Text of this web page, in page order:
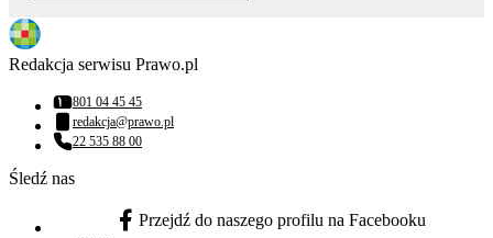
Redakcja serwisu Prawo.pl
Numer telefonu:
801 04 45 45
Adres email:
redakcja@prawo.pl
Numer telefonu:
22 535 88 00
Śledź nas
facebook - otwiera się w nowej karcie
Przejdź do naszego profilu na Facebooku